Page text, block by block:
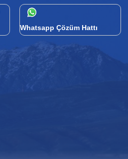
Whatsapp Çözüm Hattı